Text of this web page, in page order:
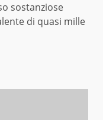
sostanziose
di quasi mille